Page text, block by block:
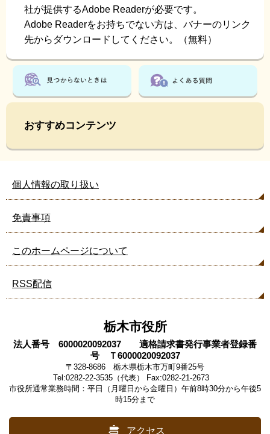
社が提供するAdobe Readerが必要です。
Adobe Readerをお持ちでない方は、バナーのリンク
先からダウンロードしてください。（無料）
おすすめコンテンツ
個人情報の取り扱い
免責事項
このホームページについて
RSS配信
栃木市役所
法人番号 6000020092037 適格請求書発行事業者登録番
号 Ｔ6000020092037
〒328-8686 栃木県栃木市万町9番25号
Tel:0282-22-3535（代表） Fax:0282-21-2673
市役所通常業務時間：平日（月曜日から金曜日）午前8時30分から午後5
時15分まで
アクセス